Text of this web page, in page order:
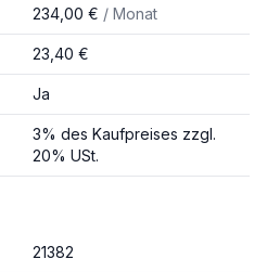
234,00 € / Monat
23,40 €
Ja
3% des Kaufpreises zzgl.
20% USt.
21382